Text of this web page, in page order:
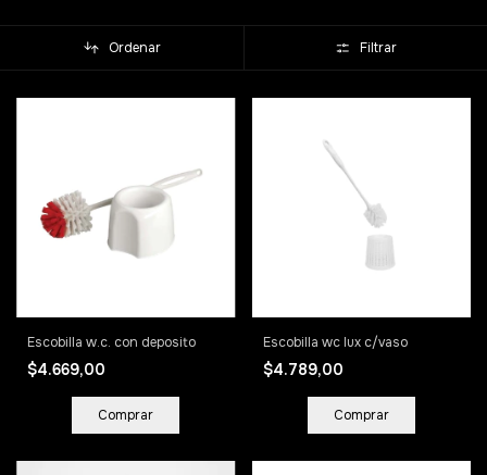
Ordenar Filtrar
Escobilla w.c. con deposito
$4.669,00
Escobilla wc lux c/vaso
$4.789,00